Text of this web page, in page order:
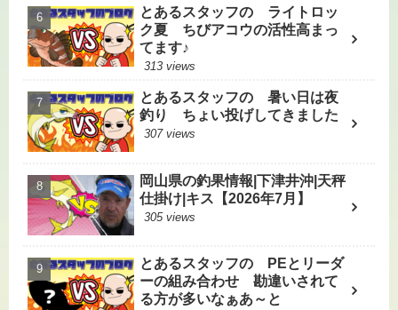
とあるスタッフの ライトロッ
ク夏 ちびアコウの活性高まっ
てます♪
313 views
とあるスタッフの 暑い日は夜
釣り ちょい投げしてきました
307 views
岡山県の釣果情報|下津井沖|天秤
仕掛け|キス【2026年7月】
305 views
とあるスタッフの PEとリーダ
ーの組み合わせ 勘違いされて
る方が多いなぁあ～と